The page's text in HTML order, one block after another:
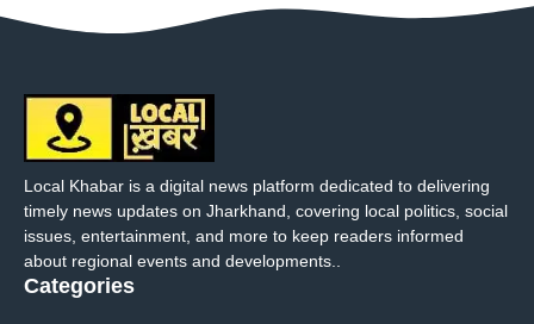
Local Khabar is a digital news platform dedicated to delivering
timely news updates on Jharkhand, covering local politics, social
issues, entertainment, and more to keep readers informed
about regional events and developments..
Categories